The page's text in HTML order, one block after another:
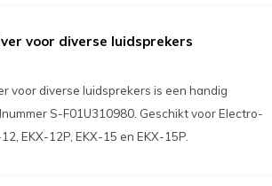
voor diverse luidsprekers
voor diverse luidsprekers is een handig
S-F01U310980. Geschikt voor Electro-
EKX-12P, EKX-15 en EKX-15P.